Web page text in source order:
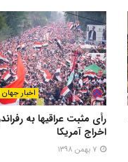
اخبار جهان
رأی مثبت عراقیها به
اخراج آمریکا
۷ بهمن ۱۳۹۸